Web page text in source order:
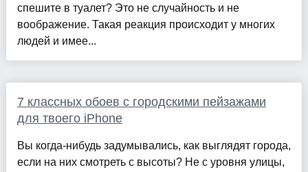
спешите в туалет? Это не случайность и не
воображение. Такая реакция происходит у многих
людей и имее...
7 классных обоев с городскими пейзажами
для твоего iPhone
Вы когда-нибудь задумывались, как выглядят города,
если на них смотреть с высоты? Не с уровня улицы,